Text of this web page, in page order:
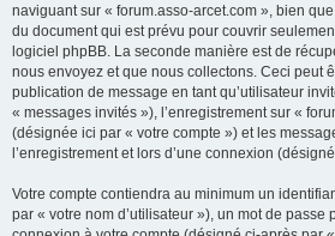
naviguant sur « forum.asso-arcet.com », bien
du document qui est prévu pour couvrir
logiciel phpBB. La seconde manière est de
nous envoyez et que nous collectons. Ceci peut
publication de message en tant qu’utilisateur
« messages invités »), l’enregistrement sur «
(désignée ici par « votre compte ») et les
l’enregistrement et lors d’une connexion
Votre compte contiendra au minimum un
par « votre nom d’utilisateur »), un mot de passe